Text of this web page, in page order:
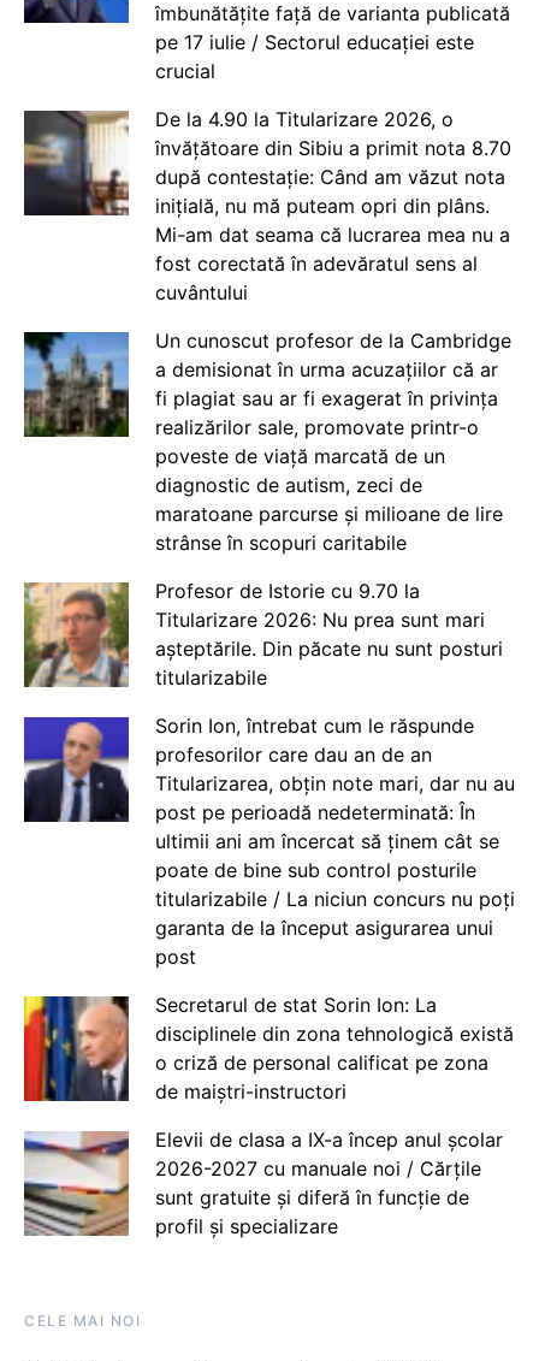
îmbunătățite față de varianta publicată
pe 17 iulie / Sectorul educației este
crucial
De la 4.90 la Titularizare 2026, o
învățătoare din Sibiu a primit nota 8.70
după contestație: Când am văzut nota
inițială, nu mă puteam opri din plâns.
Mi-am dat seama că lucrarea mea nu a
fost corectată în adevăratul sens al
cuvântului
Un cunoscut profesor de la Cambridge
a demisionat în urma acuzațiilor că ar
fi plagiat sau ar fi exagerat în privința
realizărilor sale, promovate printr-o
poveste de viață marcată de un
diagnostic de autism, zeci de
maratoane parcurse și milioane de lire
strânse în scopuri caritabile
Profesor de Istorie cu 9.70 la
Titularizare 2026: Nu prea sunt mari
așteptările. Din păcate nu sunt posturi
titularizabile
Sorin Ion, întrebat cum le răspunde
profesorilor care dau an de an
Titularizarea, obțin note mari, dar nu au
post pe perioadă nedeterminată: În
ultimii ani am încercat să ținem cât se
poate de bine sub control posturile
titularizabile / La niciun concurs nu poți
garanta de la început asigurarea unui
post
Secretarul de stat Sorin Ion: La
disciplinele din zona tehnologică există
o criză de personal calificat pe zona
de maiștri-instructori
Elevii de clasa a IX-a încep anul școlar
2026-2027 cu manuale noi / Cărțile
sunt gratuite și diferă în funcție de
profil și specializare
CELE MAI NOI